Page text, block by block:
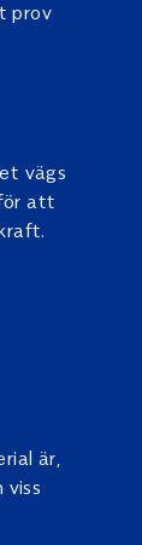
prov
vägs
att
är,
viss